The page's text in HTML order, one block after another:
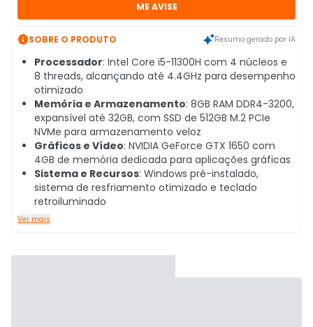
ME AVISE
SOBRE O PRODUTO Resumo gerado por IA
Processador: Intel Core i5-11300H com 4 núcleos e
8 threads, alcançando até 4.4GHz para desempenho
otimizado
Memória e Armazenamento: 8GB RAM DDR4-3200,
expansível até 32GB, com SSD de 512GB M.2 PCIe
NVMe para armazenamento veloz
Gráficos e Vídeo: NVIDIA GeForce GTX 1650 com
4GB de memória dedicada para aplicações gráficas
Sistema e Recursos: Windows pré-instalado,
sistema de resfriamento otimizado e teclado
retroiluminado
Ver mais